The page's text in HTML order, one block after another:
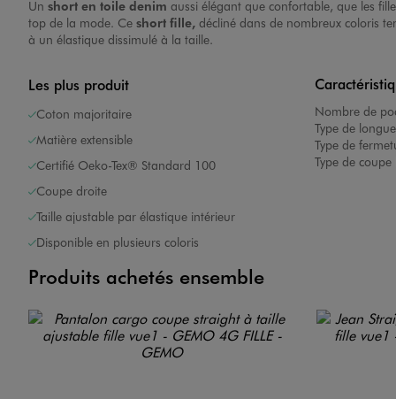
Un short en toile denim aussi élégant que confortable, que les
top de la mode. Ce short fille, décliné dans de nombreux coloris
à un élastique dissimulé à la taille.
Les plus produit
Coton majoritaire
Matière extensible
Certifié Oeko-Tex® Standard 100
Coupe droite
Taille ajustable par élastique intérieur
Disponible en plusieurs coloris
Nombre de
Type de
Type de
Type de coupe
Produits achetés ensemble